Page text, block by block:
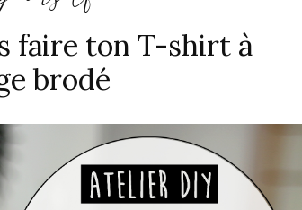
faire ton T-shirt à
brodé